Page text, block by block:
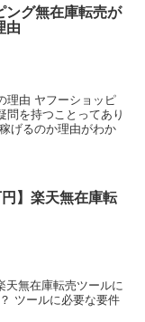
ング無在庫転売が
由
理由 ヤフーショッピ
問を持つことってあり
げるのか理由がわか
円】楽天無在庫転
天無在庫転売ツールに
ツールに必要な要件